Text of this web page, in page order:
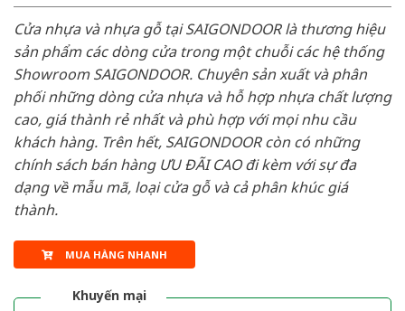
Cửa nhựa và nhựa gỗ tại SAIGONDOOR là thương hiệu
sản phẩm các dòng cửa trong một chuỗi các hệ thống
Showroom SAIGONDOOR. Chuyên sản xuất và phân
phối những dòng cửa nhựa và hỗ hợp nhựa chất lượng
cao, giá thành rẻ nhất và phù hợp với mọi nhu cầu
khách hàng. Trên hết, SAIGONDOOR còn có những
chính sách bán hàng ƯU ĐÃI CAO đi kèm với sự đa
dạng về mẫu mã, loại cửa gỗ và cả phân khúc giá
thành.
MUA HÀNG NHANH
Khuyến mại